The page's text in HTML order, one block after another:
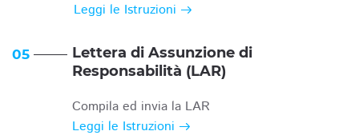
Leggi le Istruzioni
05
Lettera di Assunzione di
Responsabilità (LAR)
Compila ed invia la LAR
Leggi le Istruzioni